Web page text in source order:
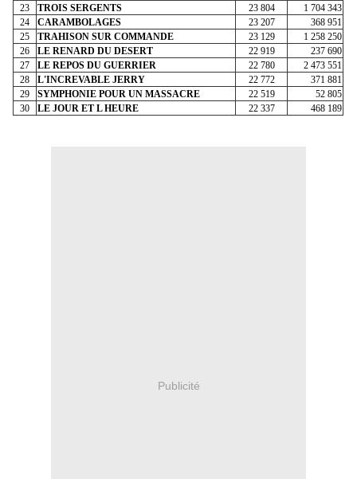
23
TROIS SERGENTS 23 804
1 704 343
24
CARAMBOLAGES 23 207
368 951
25
TRAHISON SUR COMMANDE 23 129
1 258 250
26
LE RENARD DU DESERT 22 919
237 690
27
LE REPOS DU GUERRIER 22 780
2 473 551
28
L'INCREVABLE JERRY 22 772
371 881
29
SYMPHONIE POUR UN MASSACRE 22 519
52 805
30
LE JOUR ET L HEURE 22 337 468 189
Publicité